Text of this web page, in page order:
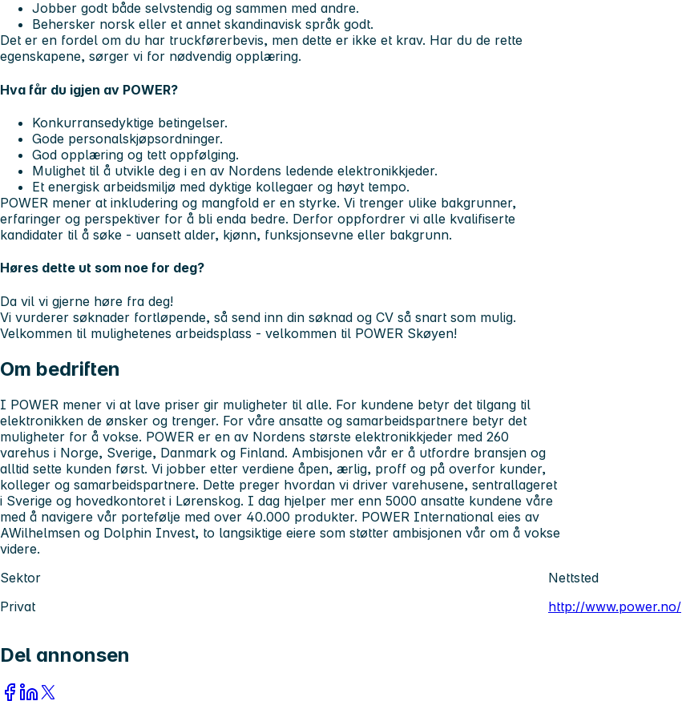
Jobber godt både selvstendig og sammen med andre.
Behersker norsk eller et annet skandinavisk språk godt.
Det er en fordel om du har truckførerbevis, men dette er ikke et krav. Har du de rette
egenskapene, sørger vi for nødvendig opplæring.
Hva får du igjen av POWER?
Konkurransedyktige betingelser.
Gode personalskjøpsordninger.
God opplæring og tett oppfølging.
Mulighet til å utvikle deg i en av Nordens ledende elektronikkjeder.
Et energisk arbeidsmiljø med dyktige kollegaer og høyt tempo.
POWER mener at inkludering og mangfold er en styrke. Vi trenger ulike bakgrunner,
erfaringer og perspektiver for å bli enda bedre. Derfor oppfordrer vi alle kvalifiserte
kandidater til å søke - uansett alder, kjønn, funksjonsevne eller bakgrunn.
Høres dette ut som noe for deg?
Da vil vi gjerne høre fra deg!
Vi vurderer søknader fortløpende, så send inn din søknad og CV så snart som mulig.
Velkommen til mulighetenes arbeidsplass - velkommen til POWER Skøyen!
Om bedriften
I POWER mener vi at lave priser gir muligheter til alle. For kundene betyr det tilgang til
elektronikken de ønsker og trenger. For våre ansatte og samarbeidspartnere betyr det
muligheter for å vokse. POWER er en av Nordens største elektronikkjeder med 260
varehus i Norge, Sverige, Danmark og Finland. Ambisjonen vår er å utfordre bransjen og
alltid sette kunden først. Vi jobber etter verdiene åpen, ærlig, proff og på overfor kunder,
kolleger og samarbeidspartnere. Dette preger hvordan vi driver varehusene, sentrallageret
i Sverige og hovedkontoret i Lørenskog. I dag hjelper mer enn 5000 ansatte kundene våre
med å navigere vår portefølje med over 40.000 produkter. POWER International eies av
AWilhelmsen og Dolphin Invest, to langsiktige eiere som støtter ambisjonen vår om å vokse
videre.
Sektor
Privat
Nettsted
http://www.power.no/
Del annonsen